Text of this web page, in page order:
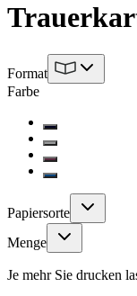
Format
Farbe
Papiersorte
Menge
Je mehr Sie drucken